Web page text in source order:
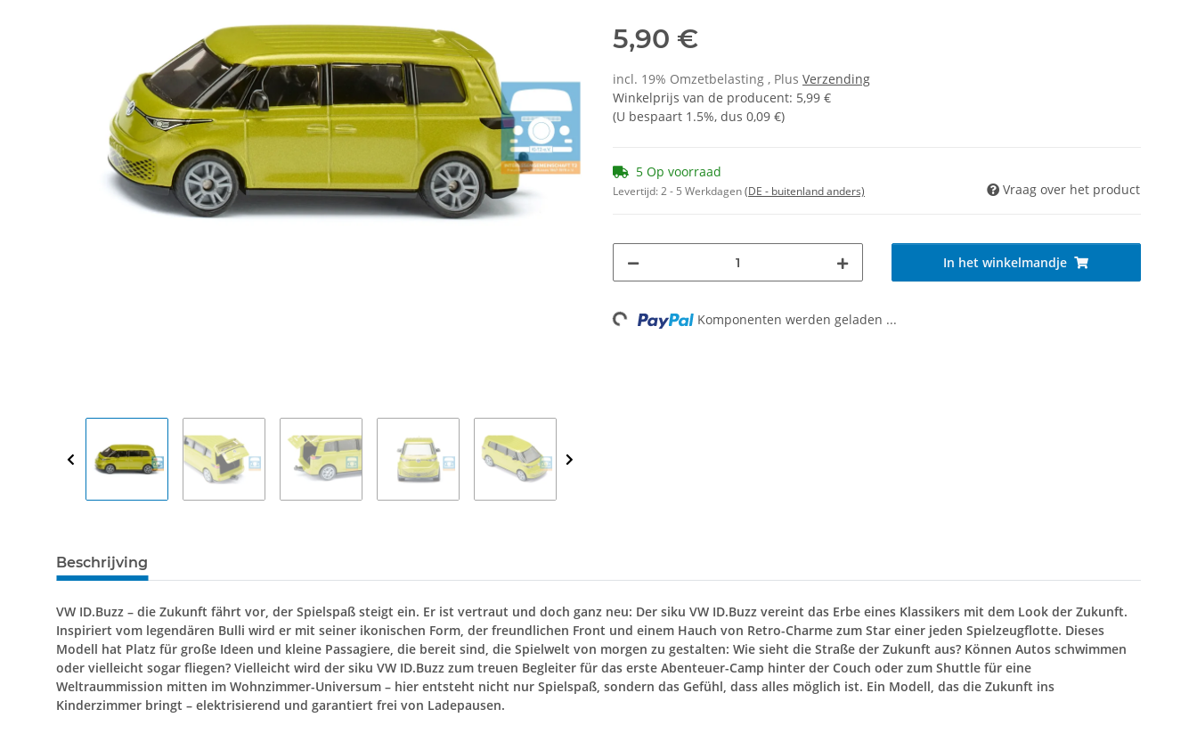
5,90 €
incl. 19% Omzetbelasting , Plus Verzending
Winkelprijs van de producent: 5,99 €
(U bespaart 1.5%, dus 0,09 €)
5 Op voorraad
Levertijd:2 - 5 Werkdagen(DE - buitenland anders) Vraag over het product
In het winkelmandje
Loading... Komponenten werden geladen ...
Beschrijving
VW ID.Buzz – die Zukunft fährt vor, der Spielspaß steigt ein. Er ist vertraut und doch ganz neu: Der siku VW ID.Buzz vereint das Erbe eines Klassikers mit dem Look der Zukunft.
Inspiriert vom legendären Bulli wird er mit seiner ikonischen Form, der freundlichen Front und einem Hauch von Retro-Charme zum Star einer jeden Spielzeugflotte. Dieses
Modell hat Platz für große Ideen und kleine Passagiere, die bereit sind, die Spielwelt von morgen zu gestalten: Wie sieht die Straße der Zukunft aus? Können Autos schwimmen
oder vielleicht sogar fliegen? Vielleicht wird der siku VW ID.Buzz zum treuen Begleiter für das erste Abenteuer-Camp hinter der Couch oder zum Shuttle für eine
Weltraummission mitten im Wohnzimmer-Universum – hier entsteht nicht nur Spielspaß, sondern das Gefühl, dass alles möglich ist. Ein Modell, das die Zukunft ins
Kinderzimmer bringt – elektrisierend und garantiert frei von Ladepausen.